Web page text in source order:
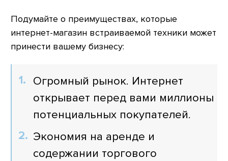
Подумайте о преимуществах, которые
интернет-магазин встраиваемой техники может
принести вашему бизнесу:
Огромный рынок. Интернет
открывает перед вами миллионы
потенциальных покупателей.
Экономия на аренде и
содержании торгового